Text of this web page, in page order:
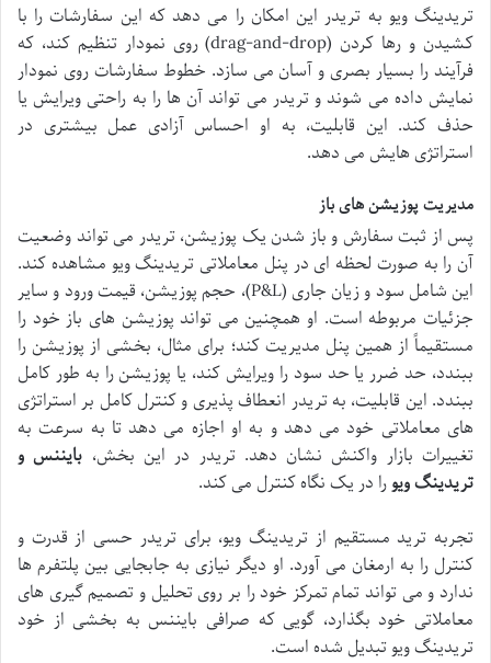
تریدینگ ویو به تریدر این امکان را می دهد که این سفارشات را با
کشیدن و رها کردن (drag-and-drop) روی نمودار تنظیم کند، که
فرآیند را بسیار بصری و آسان می سازد. خطوط سفارشات روی نمودار
نمایش داده می شوند و تریدر می تواند آن ها را به راحتی ویرایش یا
حذف کند. این قابلیت، به او احساس آزادی عمل بیشتری در
استراتژی هایش می دهد.
مدیریت پوزیشن های باز
پس از ثبت سفارش و باز شدن یک پوزیشن، تریدر می تواند وضعیت
آن را به صورت لحظه ای در پنل معاملاتی تریدینگ ویو مشاهده کند.
این شامل سود و زیان جاری (P&L)، حجم پوزیشن، قیمت ورود و سایر
جزئیات مربوطه است. او همچنین می تواند پوزیشن های باز خود را
مستقیماً از همین پنل مدیریت کند؛ برای مثال، بخشی از پوزیشن را
ببندد، حد ضرر یا حد سود را ویرایش کند، یا پوزیشن را به طور کامل
ببندد. این قابلیت، به تریدر انعطاف پذیری و کنترل کامل بر استراتژی
های معاملاتی خود می دهد و به او اجازه می دهد تا به سرعت به
تغییرات بازار واکنش نشان دهد. تریدر در این بخش، بایننس و
تریدینگ ویورا در یک نگاه کنترل می کند.
تجربه ترید مستقیم از تریدینگ ویو، برای تریدر حسی از قدرت و
کنترل را به ارمغان می آورد. او دیگر نیازی به جابجایی بین پلتفرم ها
ندارد و می تواند تمام تمرکز خود را بر روی تحلیل و تصمیم گیری های
معاملاتی خود بگذارد، گویی که صرافی بایننس به بخشی از خود
تریدینگ ویو تبدیل شده است.